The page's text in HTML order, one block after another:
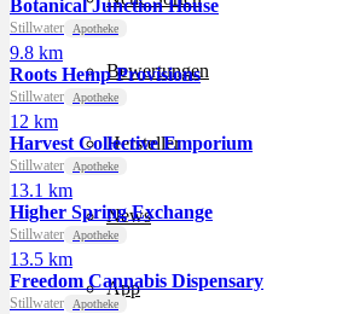
Bewertungen
Hersteller
News
App
Botanical Junction House
Stillwater Apotheke
9.8 km
Roots Hemp Provisions
Stillwater Apotheke
12 km
Harvest Collective Emporium
Stillwater Apotheke
13.1 km
Higher Spring Exchange
Stillwater Apotheke
13.5 km
Freedom Cannabis Dispensary
Stillwater Apotheke